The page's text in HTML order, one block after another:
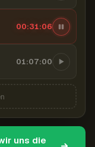
00:31:07
01:07:00
uns die